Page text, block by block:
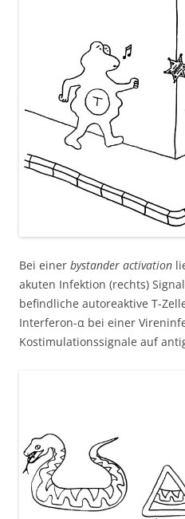
Bei einer bystander activation
akuten Infektion (rechts)
befindliche autoreaktive T-
Interferon-α bei einer
Kostimulationssignale auf